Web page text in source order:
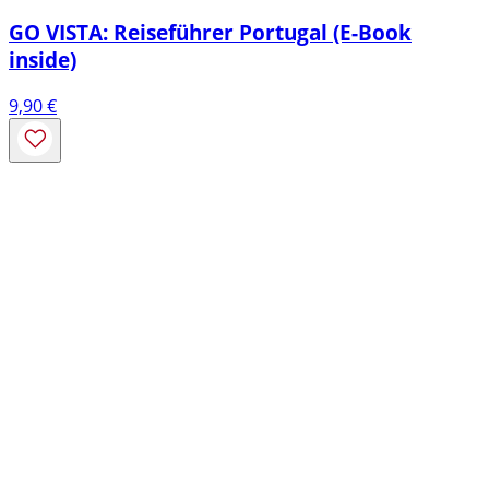
GO VISTA: Reiseführer Portugal (E-Book
inside)
9,90€